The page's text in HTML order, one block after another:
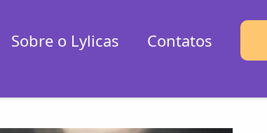
Sobre o Lylicas Contatos